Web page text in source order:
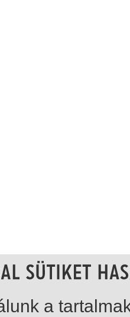
a